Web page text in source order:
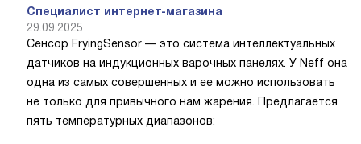
Специалист интернет-магазина
29.09.2025
Сенсор FryingSensor — это система интеллектуальных
датчиков на индукционных варочных панелях. У Neff она
одна из самых совершенных и ее можно использовать
не только для привычного нам жарения. Предлагается
пять температурных диапазонов: